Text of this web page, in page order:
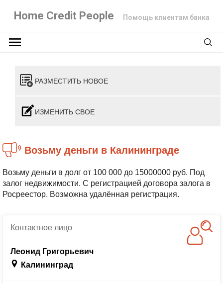
Home Credit People Помощь клиентам банка
РАЗМЕСТИТЬ НОВОЕ
ИЗМЕНИТЬ СВОЕ
Возьму деньги в Калининграде
Возьму деньги в долг от 100 000 до 15000000 руб. Под
залог недвижимости. С регистрацией договора залога в
Росреестор. Возможна удалённая регистрация.
Контактноелицо
Леонид Григорьевич
Калининград